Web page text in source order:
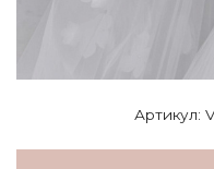
Артикул: